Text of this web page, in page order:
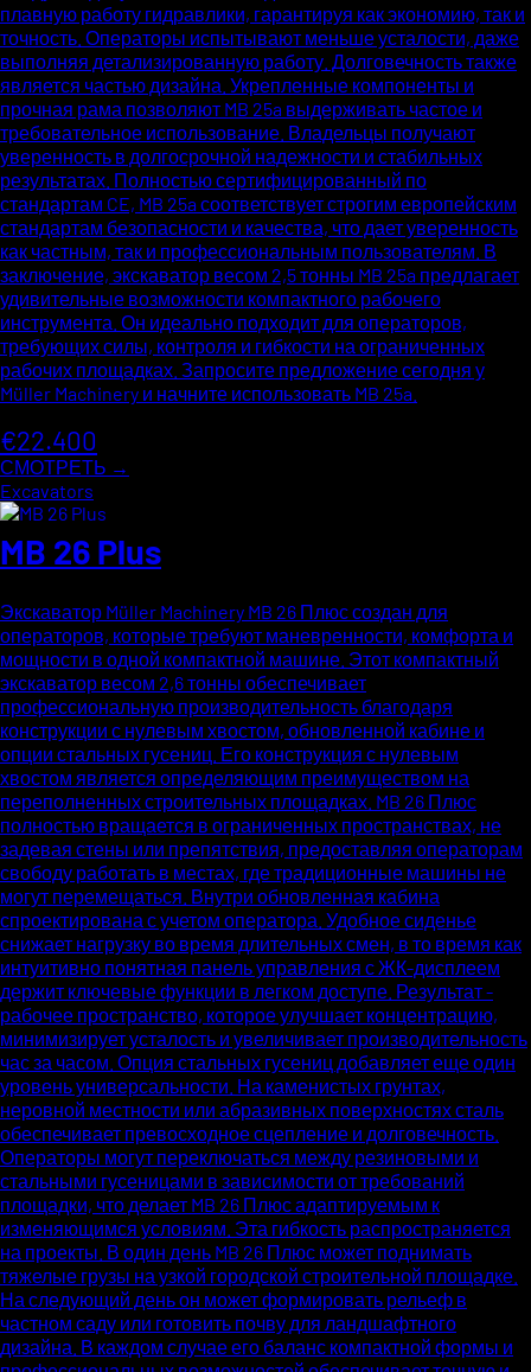
плавную работу гидравлики, гарантируя как экономию, так и
точность. Операторы испытывают меньше усталости, даже
выполняя детализированную работу. Долговечность также
является частью дизайна. Укрепленные компоненты и
прочная рама позволяют MB 25a выдерживать частое и
требовательное использование. Владельцы получают
уверенность в долгосрочной надежности и стабильных
результатах. Полностью сертифицированный по
стандартам CE, MB 25a соответствует строгим европейским
стандартам безопасности и качества, что дает уверенность
как частным, так и профессиональным пользователям. В
заключение, экскаватор весом 2,5 тонны MB 25a предлагает
удивительные возможности компактного рабочего
инструмента. Он идеально подходит для операторов,
требующих силы, контроля и гибкости на ограниченных
рабочих площадках. Запросите предложение сегодня у
Müller Machinery и начните использовать MB 25a.
€22.400
СМОТРЕТЬ →
Excavators
MB 26 Plus
Экскаватор Müller Machinery MB 26 Плюс создан для
операторов, которые требуют маневренности, комфорта и
мощности в одной компактной машине. Этот компактный
экскаватор весом 2,6 тонны обеспечивает
профессиональную производительность благодаря
конструкции с нулевым хвостом, обновленной кабине и
опции стальных гусениц. Его конструкция с нулевым
хвостом является определяющим преимуществом на
переполненных строительных площадках. MB 26 Плюс
полностью вращается в ограниченных пространствах, не
задевая стены или препятствия, предоставляя операторам
свободу работать в местах, где традиционные машины не
могут перемещаться. Внутри обновленная кабина
спроектирована с учетом оператора. Удобное сиденье
снижает нагрузку во время длительных смен, в то время как
интуитивно понятная панель управления с ЖК-дисплеем
держит ключевые функции в легком доступе. Результат -
рабочее пространство, которое улучшает концентрацию,
минимизирует усталость и увеличивает производительность
час за часом. Опция стальных гусениц добавляет еще один
уровень универсальности. На каменистых грунтах,
неровной местности или абразивных поверхностях сталь
обеспечивает превосходное сцепление и долговечность.
Операторы могут переключаться между резиновыми и
стальными гусеницами в зависимости от требований
площадки, что делает MB 26 Плюс адаптируемым к
изменяющимся условиям. Эта гибкость распространяется
на проекты. В один день MB 26 Плюс может поднимать
тяжелые грузы на узкой городской строительной площадке.
На следующий день он может формировать рельеф в
частном саду или готовить почву для ландшафтного
дизайна. В каждом случае его баланс компактной формы и